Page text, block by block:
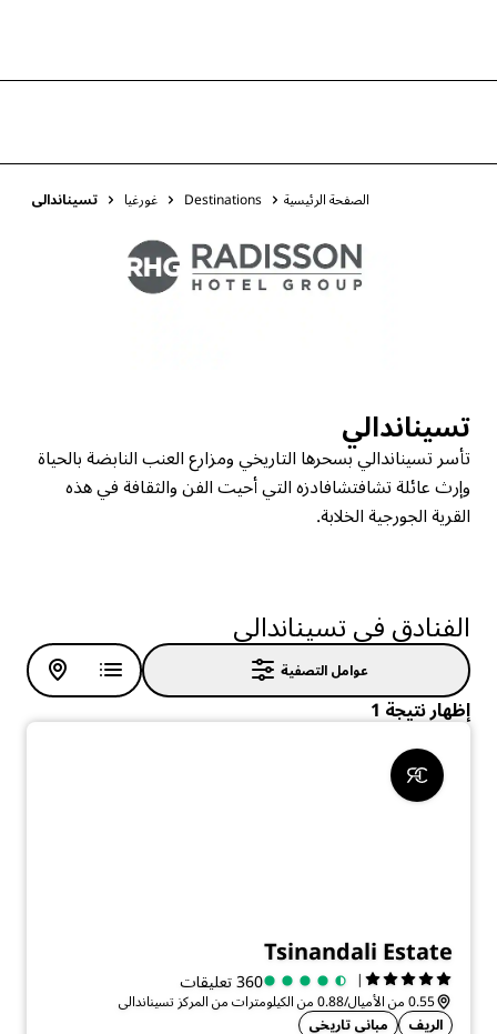
الصفحة الرئيسية Destinations غورغيا تسيناندالي
تسيناندالي
تأسر تسيناندالي بسحرها التاريخي ومزارع العنب النابضة بالحياة
وإرث عائلة تشافتشافادزه التي أحيت الفن والثقافة في هذه
القرية الجورجية الخلابة.
الفنادق في تسيناندالي
عوامل التصفية
إظهار نتيجة 1
Tsinandali Estate
| 360 تعليقات
0.55 من الأميال/0.88 من الكيلومترات من المركز تسيناندالي
الريف
مباني تاريخي